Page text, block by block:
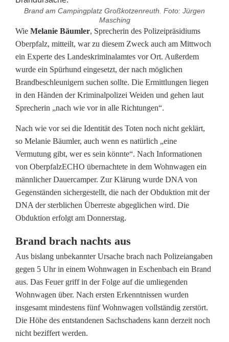
Brand am Campingplatz Großkotzenreuth. Foto: Jürgen
Masching
N
a
c
h
L
e
i
c
h
e
f
u
n
d
a
Wie Melanie Bäumler, Sprecherin des Polizeipräsidiums
Oberpfalz, mitteilt, war zu diesem Zweck auch am Mittwoch
ein Experte des Landeskriminalamtes vor Ort. Außerdem
wurde ein Spürhund eingesetzt, der nach möglichen
Brandbeschleunigern suchen sollte. Die Ermittlungen liegen
in den Händen der Kriminalpolizei Weiden und gehen laut
Sprecherin „nach wie vor in alle Richtungen“.
Nach wie vor sei die Identität des Toten noch nicht geklärt,
so Melanie Bäumler, auch wenn es natürlich „eine
Vermutung gibt, wer es sein könnte“. Nach Informationen
von OberpfalzECHO übernachtete in dem Wohnwagen ein
männlicher Dauercamper. Zur Klärung wurde DNA von
Gegenständen sichergestellt, die nach der Obduktion mit der
DNA der sterblichen Überreste abgeglichen wird. Die
Obduktion erfolgt am Donnerstag.
Brand brach nachts aus
Aus bislang unbekannter Ursache brach nach Polizeiangaben
gegen 5 Uhr in einem Wohnwagen in Eschenbach ein Brand
aus. Das Feuer griff in der Folge auf die umliegenden
Wohnwagen über. Nach ersten Erkenntnissen wurden
insgesamt mindestens fünf Wohnwagen vollständig zerstört.
Die Höhe des entstandenen Sachschadens kann derzeit noch
nicht beziffert werden.